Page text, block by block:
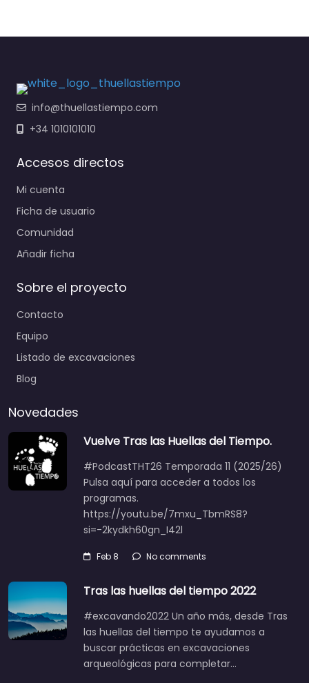
info@thuellastiempo.com
+34 1010101010
Accesos directos
Mi cuenta
Ficha de usuario
Comunidad
Añadir ficha
Sobre el proyecto
Contacto
Equipo
Listado de excavaciones
Blog
Novedades
Vuelve Tras las Huellas del Tiempo.
#PodcastTHT26 Temporada 11 (2025/26)
Pulsa aquí para acceder a todos los
programas.
https://youtu.be/7mxu_TbmRS8?
si=-2kydkh60gn_I42l
Feb 8 No comments
Tras las huellas del tiempo 2022
#excavando2022 Un año más, desde Tras
las huellas del tiempo te ayudamos a
buscar prácticas en excavaciones
arqueológicas para completar…